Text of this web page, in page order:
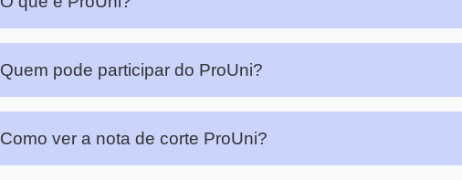
Quem pode participar do ProUni?
Como ver a nota de corte ProUni?